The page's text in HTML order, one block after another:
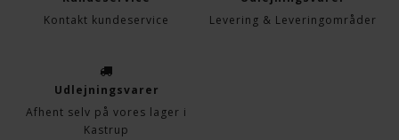
Kontakt kundeservice
Levering & Leveringområder
Udlejningsvarer
Afhent selv på vores lager i
Kastrup